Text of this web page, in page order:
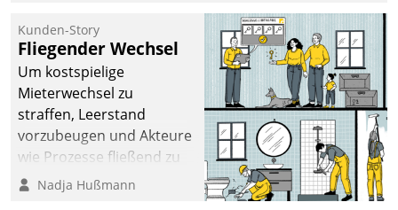
Unternehmen.
Kunden-Story
Fliegender Wechsel
Um kostspielige
Mieterwechsel zu
straffen, Leerstand
vorzubeugen und Akteure
wie Prozesse fließend zu
vernetzen, nutzt die
Nadja Hußmann